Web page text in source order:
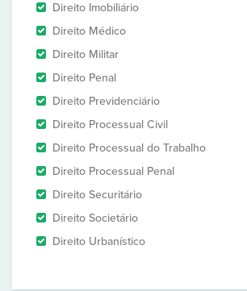
Direito Imobiliário
Direito Médico
Direito Militar
Direito Penal
Direito Previdenciário
Direito Processual Civil
Direito Processual do Trabalho
Direito Processual Penal
Direito Securitário
Direito Societário
Direito Urbanístico